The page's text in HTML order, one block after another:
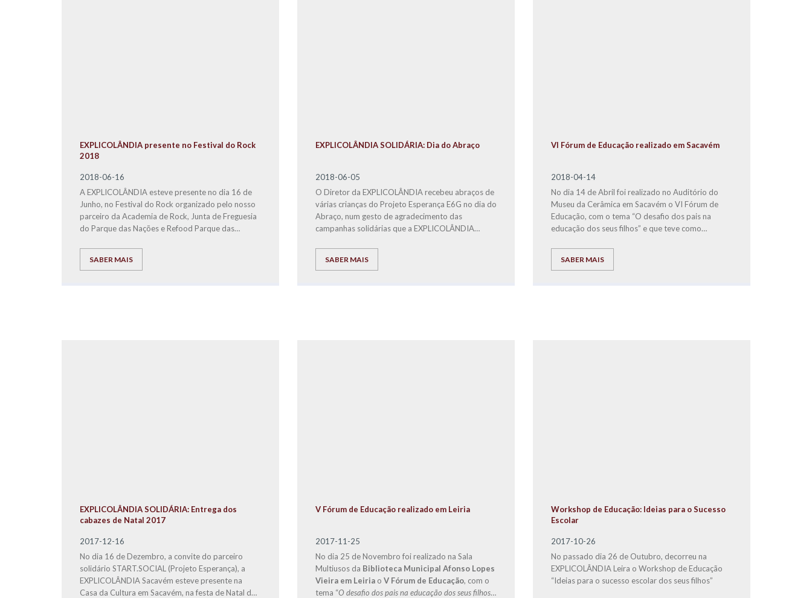
EXPLICOLÂNDIA presente no Festival do Rock
2018
2018-06-16
A EXPLICOLÂNDIA esteve presente no dia 16 de
Junho, no Festival do Rock organizado pelo nosso
parceiro da Academia de Rock, Junta de Freguesia
do Parque das Nações e Refood Parque das
SABER MAIS
EXPLICOLÂNDIA SOLIDÁRIA: Dia do Abraço
2018-06-05
O Diretor da EXPLICOLÂNDIA recebeu abraços de
várias crianças do Projeto Esperança E6G no dia do
Abraço, num gesto de agradecimento das
campanhas solidárias que a EXPLICOLÂNDIA
residentes no Bairro da Quinta do Mocho.
SABER MAIS
VI Fórum de Educação realizado em Sacavém
2018-04-14
No dia 14 de Abril foi realizado no Auditório do
Museu da Cerâmica em Sacavém o VI Fórum de
Educação, com o tema “O desafio dos pais na
educação dos seus filhos” e que teve como
Nervos”, “Este ano vais ser o melhor aluno, Bora
SABER MAIS
EXPLICOLÂNDIA SOLIDÁRIA: Entrega dos
cabazes de Natal 2017
2017-12-16
No dia 16 de Dezembro, a convite do parceiro
solidário START.SOCIAL (Projeto Esperança), a
EXPLICOLÂNDIA Sacavém esteve presente na
Casa da Cultura em Sacavém, na festa de Natal do
V Fórum de Educação realizado em Leiria
2017-11-25
No dia 25 de Novembro foi realizado na Sala
Multiusos da Biblioteca Municipal Afonso Lopes
Vieira em Leiria o V Fórum de Educação, com o
tema “O desafio dos pais na educação dos seus filhos”
Workshop de Educação: Ideias para o Sucesso
Escolar
2017-10-26
No passado dia 26 de Outubro, decorreu na
EXPLICOLÂNDIA Leira o Workshop de Educação
“Ideias para o sucesso escolar dos seus filhos”